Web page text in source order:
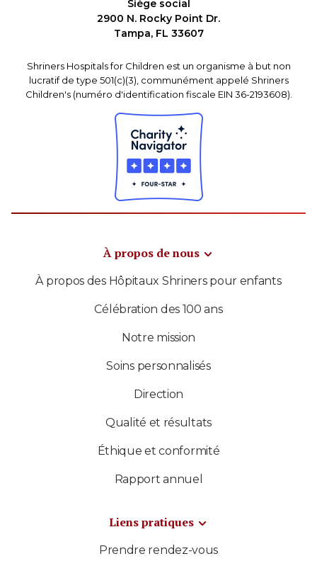
Siège social
2900 N. Rocky Point Dr.
Tampa, FL 33607
Shriners Hospitals for Children est un organisme à but non
lucratif de type 501(c)(3), communément appelé Shriners
Children's (numéro d'identification fiscale EIN 36-2193608).
À propos de nous
À propos des Hôpitaux Shriners pour enfants
Célébration des 100 ans
Notre mission
Soins personnalisés
Direction
Qualité et résultats
Éthique et conformité
Rapport annuel
Liens pratiques
Prendre rendez-vous